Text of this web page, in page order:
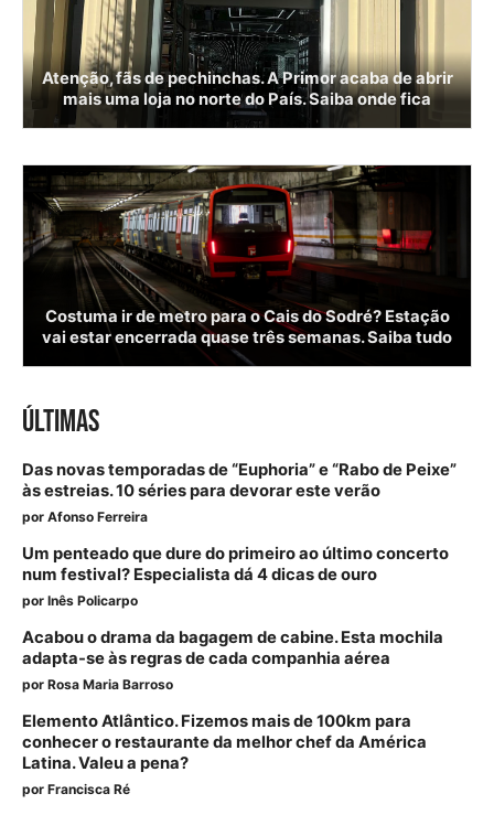
Atenção, fãs de pechinchas. A Primor acaba de abrir
mais uma loja no norte do País. Saiba onde fica
Costuma ir de metro para o Cais do Sodré? Estação
vai estar encerrada quase três semanas. Saiba tudo
ÚLTIMAS
Das novas temporadas de “Euphoria” e “Rabo de Peixe”
às estreias. 10 séries para devorar este verão
por Afonso Ferreira
Um penteado que dure do primeiro ao último concerto
num festival? Especialista dá 4 dicas de ouro
por Inês Policarpo
Acabou o drama da bagagem de cabine. Esta mochila
adapta-se às regras de cada companhia aérea
por Rosa Maria Barroso
Elemento Atlântico. Fizemos mais de 100km para
conhecer o restaurante da melhor chef da América
Latina. Valeu a pena?
por Francisca Ré